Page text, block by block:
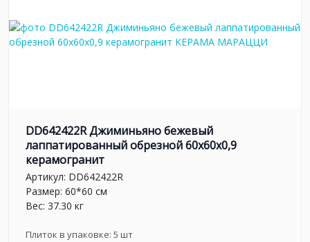
DD642422R Джиминьяно бежевый
лаппатированный обрезной 60х60x0,9
керамогранит
Артикул: DD642422R
Размер: 60*60 см
Вес: 37.30 кг
Плиток в упаковке: 5 шт